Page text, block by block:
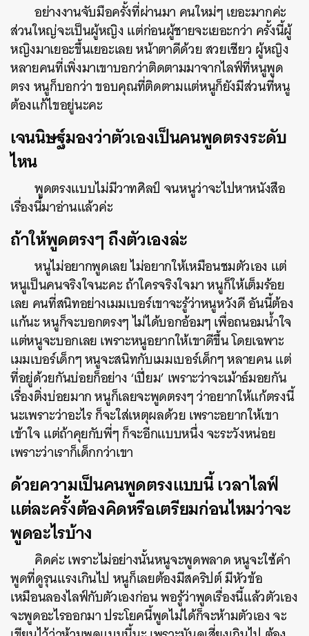
อย่างงานจับมือครั้งที่ผ่านมา คนใหม่ๆ เยอะมากค่ะ
ส่วนใหญ่จะเป็นผู้หญิง แต่ก่อนผู้ชายจะเยอะกว่า ครั้งนี้ผู้
หญิงมาเยอะขึ้นเยอะเลย หน้าตาดีด้วย สวยเชียว ผู้หญิง
หลายคนที่เพิ่งมาเขาบอกว่าติดตามมาจากไลฟ์ที่หนูพูด
ตรง หนูก็บอกว่า ขอบคุณที่ติดตามแต่หนูก็ยังมีส่วนที่หนู
ต้องแก้ไขอยู่นะคะ
เจนนิษฐ์มองว่าตัวเองเป็นคนพูดตรงระดับ
ไหน
พูดตรงแบบไม่มีวาทศิลป์ จนหนูว่าจะไปหาหนังสือ
เรื่องนี้มาอ่านแล้วค่ะ
ถ้าให้พูดตรงๆ ถึงตัวเองล่ะ
หนูไม่อยากพูดเลย ไม่อยากให้เหมือนชมตัวเอง แต่
หนูเป็นคนจริงใจนะคะ ถ้าใครจริงใจมา หนูก็ให้เต็มร้อย
เลย คนที่สนิทอย่างเมมเบอร์เขาจะรู้ว่าหนูหวังดี อันนี้ต้อง
แก้นะ หนูก็จะบอกตรงๆ ไม่ได้บอกอ้อมๆ เพื่อถนอมน้ำใจ
แต่หนูจะบอกเลย เพราะหนูอยากให้เขาดีขึ้น โดยเฉพาะ
เมมเบอร์เด็กๆ หนูจะสนิทกับเมมเบอร์เด็กๆ หลายคน แต่
ที่อยู่ด้วยกันบ่อยก็อย่าง ‘เปี่ยม’ เพราะว่าจะเม้าธ์มอยกัน
เรื่องติ่งบ่อยมาก หนูก็เลยจะพูดตรงๆ ว่าอยากให้แก้ตรงนี้
นะเพราะว่าอะไร ก็จะใส่เหตุผลด้วย เพราะอยากให้เขา
เข้าใจ แต่ถ้าคุยกับพี่ๆ ก็จะอีกแบบหนึ่ง จะระวังหน่อย
เพราะว่าเราก็เด็กกว่าเขา
ด้วยความเป็นคนพูดตรงแบบนี้ เวลาไลฟ์
แต่ละครั้งต้องคิดหรือเตรียมก่อนไหมว่าจะ
พูดอะไรบ้าง
คิดค่ะ เพราะไม่อย่างนั้นหนูจะพูดพลาด หนูจะใช้คำ
พูดที่ดูรุนแรงเกินไป หนูก็เลยต้องมีสคริปต์ มีหัวข้อ
เหมือนลองไลฟ์กับตัวเองก่อน พอรู้ว่าพูดเรื่องนี้แล้วตัวเอง
จะพูดอะไรออกมา ประโยคนี้พูดไม่ได้ก็จะห้ามตัวเอง จะ